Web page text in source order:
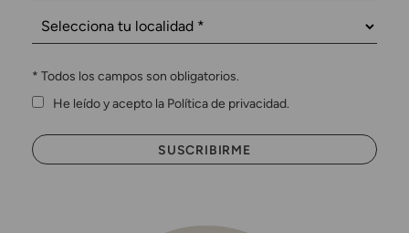
* Todos los campos son obligatorios.
He leído y acepto la Política de privacidad.